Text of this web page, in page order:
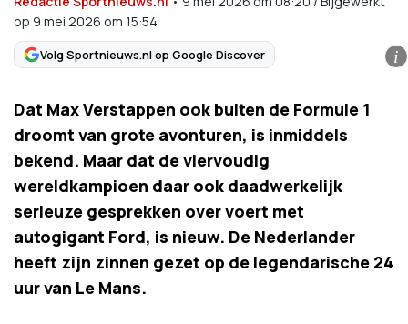
op 9 mei 2026 om 15:54
Volg Sportnieuws.nl op Google Discover i
Dat Max Verstappen ook buiten de Formule 1
droomt van grote avonturen, is inmiddels
bekend. Maar dat de viervoudig
wereldkampioen daar ook daadwerkelijk
serieuze gesprekken over voert met
autogigant Ford, is nieuw. De Nederlander
heeft zijn zinnen gezet op de legendarische 24
uur van Le Mans.